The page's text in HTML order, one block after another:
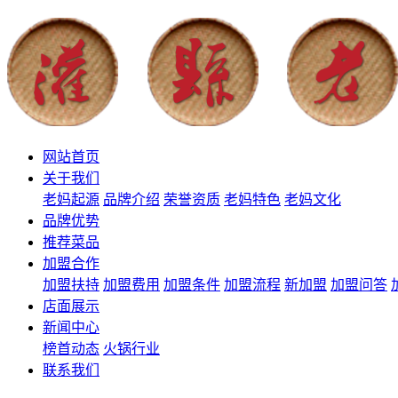
网站首页
关于我们
老妈起源 品牌介绍 荣誉资质 老妈特色 老妈文化
品牌优势
推荐菜品
加盟合作
加盟扶持 加盟费用 加盟条件 加盟流程 新加盟 加盟问答
店面展示
新闻中心
榜首动态 火锅行业
联系我们